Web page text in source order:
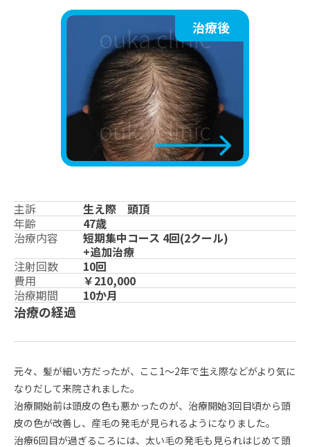
治療後
主訴
生え際 頭頂
年齢
47歳
治療内容
短期集中コース 4回(2クール)
+追加治療
注射回数
10回
費用
￥210,000
治療期間
10か月
治療の経過
元々、髪が細い方だったが、ここ1～2年で生え際などがより気に
なりだして来院されました。
治療開始前は頭皮の色も悪かったのが、治療開始3回目頃から頭
皮の色が改善し、産毛の発毛が見られるようになりました。
治療6回目が過ぎるころには、太い毛の発毛も見られはじめて頭